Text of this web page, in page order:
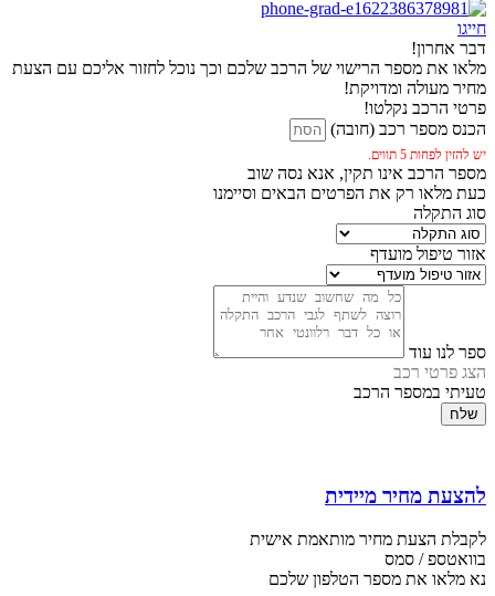
חייגו
דבר אחרון!
מלאו את מספר הרישוי של הרכב שלכם וכך נוכל לחזור אליכם עם הצעת
מחיר מעולה ומדויקת!
פרטי הרכב נקלטו!
הכנס מספר רכב (חובה)
יש להזין לפחות 5 תווים.
מספר הרכב אינו תקין, אנא נסה שוב
כעת מלאו רק את הפרטים הבאים וסיימנו
סוג התקלה
אזור טיפול מועדף
ספר לנו עוד
הצג פרטי רכב
טעיתי במספר הרכב
שלח
להצעת מחיר מיידית
לקבלת הצעת מחיר מותאמת אישית
בוואטספ / סמס
נא מלאו את מספר הטלפון שלכם